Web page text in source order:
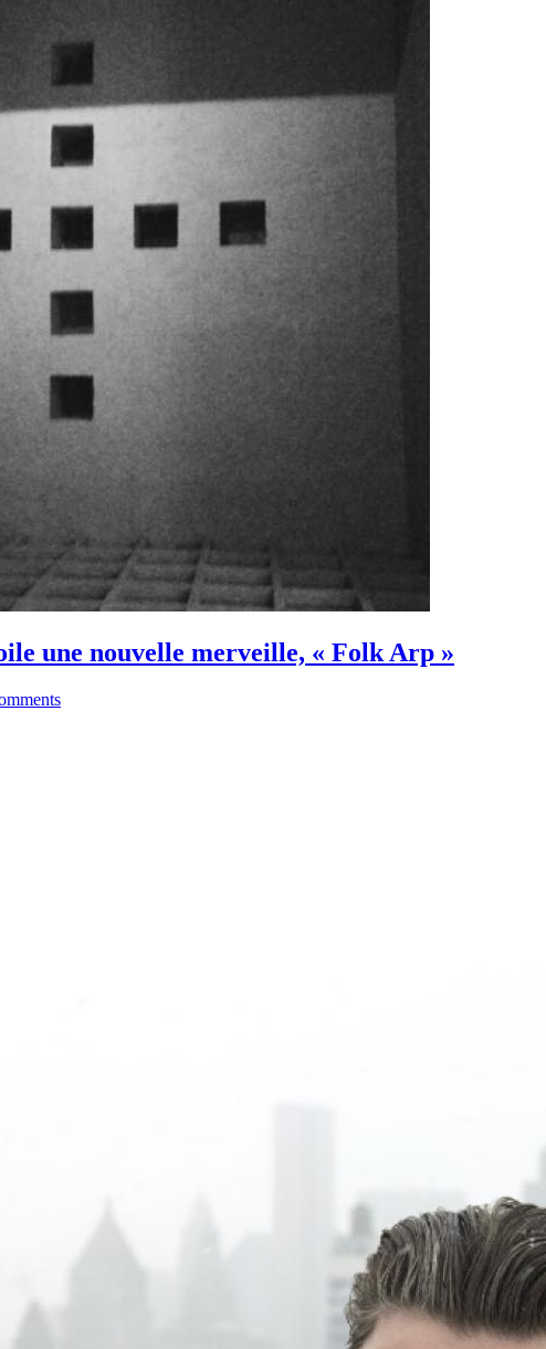
une nouvelle merveille, « Folk Arp »